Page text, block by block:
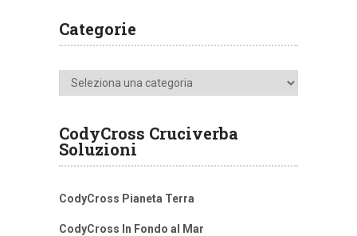
Categorie
Categorie
CodyCross Cruciverba
Soluzioni
CodyCross Pianeta Terra
CodyCross In Fondo al Mar